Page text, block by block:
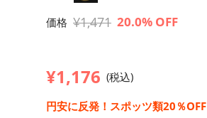
価格 ¥1,471 20.0% OFF
¥1,176 (税込)
円安に反発！スポッツ類20％OFF